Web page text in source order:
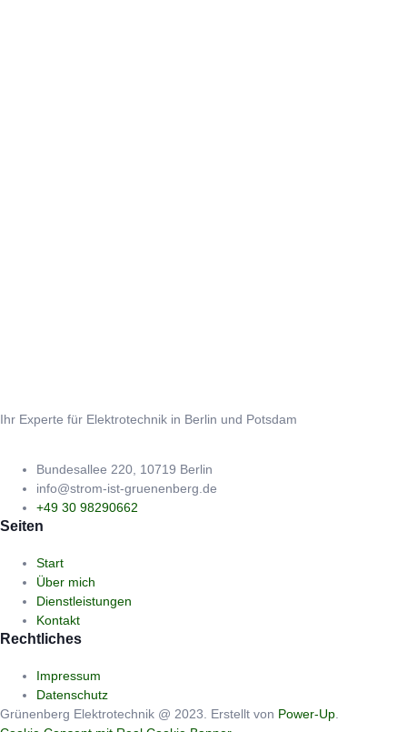
Ihr Experte für Elektrotechnik in Berlin und Potsdam
Bundesallee 220, 10719 Berlin
info@strom-ist-gruenenberg.de
+49 30 98290662
Seiten
Start
Über mich
Dienstleistungen
Kontakt
Rechtliches
Impressum
Datenschutz
Grünenberg Elektrotechnik @ 2023. Erstellt von Power-Up